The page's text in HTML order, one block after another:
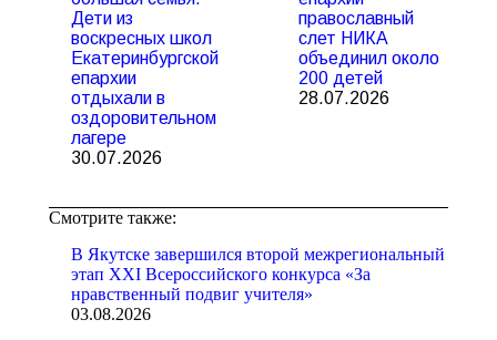
Дети из
воскресных школ
Екатеринбургской
епархии
отдыхали в
оздоровительном
лагере
30.07.2026
православный
слет НИКА
объединил около
200 детей
28.07.2026
Смотрите также:
В Якутске завершился второй межрегиональный
этап XXI Всероссийского конкурса «За
нравственный подвиг учителя»
03.08.2026